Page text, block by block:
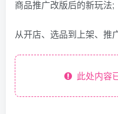
商品推广改版后的新玩法;
从开店、选品到上架、推
此处内容